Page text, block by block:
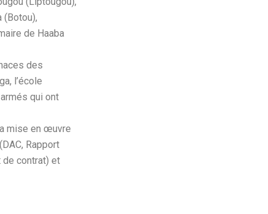
(Botou),
de Haaba
des
l’école
qui ont
mise en œuvre
Rapport
de contrat) et